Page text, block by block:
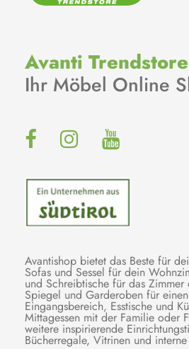
Avanti Trendstore
Ihr Möbel Online
Avantishop bietet das Beste für
Sofas und Sessel für dein
und Schreibtische für das Zimmer
Spiegel und Garderoben für
Eingangsbereich, Esstische und
Mittagessen mit der Familie oder
weitere inspirierende
Bücherregale, Vitrinen und